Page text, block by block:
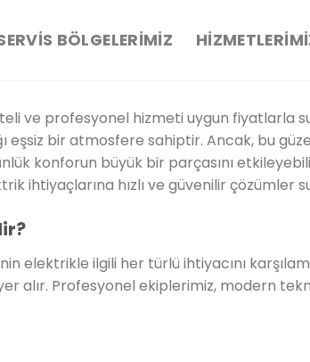
BÖLGELERIMIZ
ve profesyonel hizmeti uygun fiyatlarla
eşsiz bir atmosfere sahiptir. Ancak, bu
konforun büyük bir parçasını
ihtiyaçlarına hızlı ve güvenilir çözümler
elektrikle ilgili her türlü ihtiyacını
alır. Profesyonel ekiplerimiz, modern